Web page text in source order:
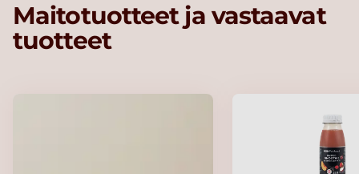
Maitotuotteet ja vastaavat
tuotteet